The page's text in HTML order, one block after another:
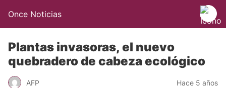
Once Noticias
Plantas invasoras, el nuevo
quebradero de cabeza ecológico
AFP Hace 5 años